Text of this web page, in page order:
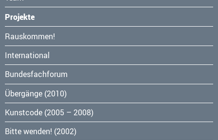
Projekte
Navigation
überspringen
Rauskommen!
International
Bundesfachforum
Übergänge (2010)
Kunstcode (2005 – 2008)
Bitte wenden! (2002)